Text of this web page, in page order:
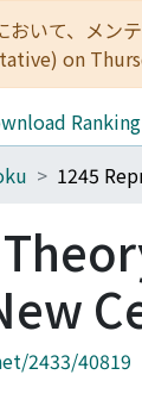
おいて、メ
on
Ranking
2433/40819